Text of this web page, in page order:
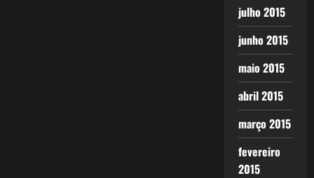
julho 2015
junho 2015
maio 2015
abril 2015
março 2015
fevereiro
2015